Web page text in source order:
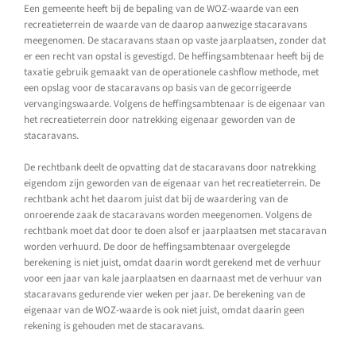
Een gemeente heeft bij de bepaling van de WOZ-waarde van een
recreatieterrein de waarde van de daarop aanwezige stacaravans
meegenomen. De stacaravans staan op vaste jaarplaatsen, zonder dat
er een recht van opstal is gevestigd. De heffingsambtenaar heeft bij de
taxatie gebruik gemaakt van de operationele cashflow methode, met
een opslag voor de stacaravans op basis van de gecorrigeerde
vervangingswaarde. Volgens de heffingsambtenaar is de eigenaar van
het recreatieterrein door natrekking eigenaar geworden van de
stacaravans.
De rechtbank deelt de opvatting dat de stacaravans door natrekking
eigendom zijn geworden van de eigenaar van het recreatieterrein. De
rechtbank acht het daarom juist dat bij de waardering van de
onroerende zaak de stacaravans worden meegenomen. Volgens de
rechtbank moet dat door te doen alsof er jaarplaatsen met stacaravan
worden verhuurd. De door de heffingsambtenaar overgelegde
berekening is niet juist, omdat daarin wordt gerekend met de verhuur
voor een jaar van kale jaarplaatsen en daarnaast met de verhuur van
stacaravans gedurende vier weken per jaar. De berekening van de
eigenaar van de WOZ-waarde is ook niet juist, omdat daarin geen
rekening is gehouden met de stacaravans.